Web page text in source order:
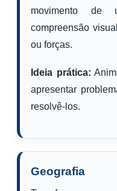
movimento de
compreensão
ou forças.
Ideia prática:
apresentar
resolvê-los.
Geografia